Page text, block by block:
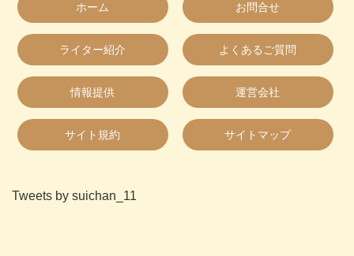
ホーム お問合せ
ライター紹介 よくあるご質問
情報提供 運営会社
サイト規約 サイトマップ
Tweets by suichan_11